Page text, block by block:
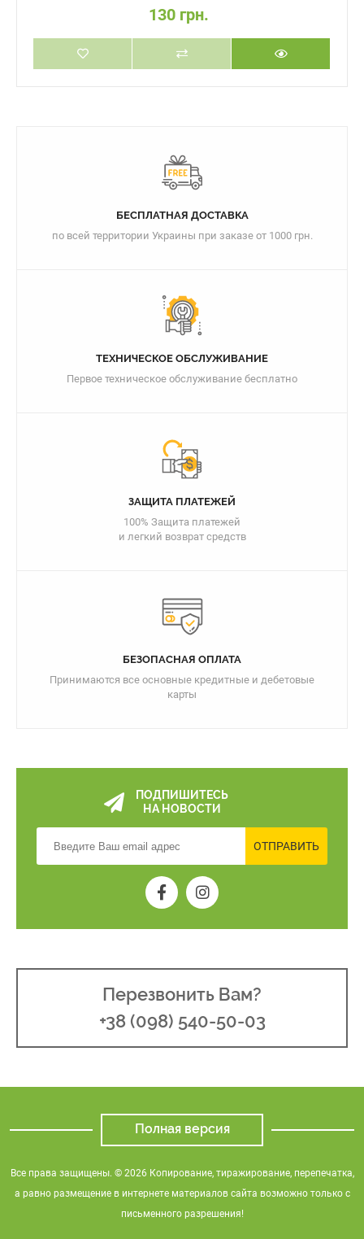
130 грн.
БЕСПЛАТНАЯ ДОСТАВКА
по всей территории Украины при заказе от 1000 грн.
ТЕХНИЧЕСКОЕ ОБСЛУЖИВАНИЕ
Первое техническое обслуживание бесплатно
ЗАЩИТА ПЛАТЕЖЕЙ
100% Защита платежей
и легкий возврат средств
БЕЗОПАСНАЯ ОПЛАТА
Принимаются все основные кредитные и дебетовые
карты
ПОДПИШИТЕСЬ
НА НОВОСТИ
ОТПРАВИТЬ
Перезвонить Вам?
+38 (098) 540-50-03
Полная версия
Все права защищены. © 2026 Копирование, тиражирование, перепечатка,
а равно размещение в интернете материалов сайта возможно только с
письменного разрешения!